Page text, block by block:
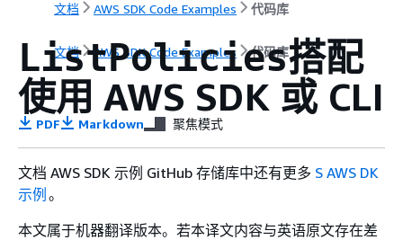
文档 AWS SDK Code Examples 代码库
文档 AWS SDK Code Examples 代码库
ListPolicies搭配
使用 AWS SDK 或 CLI
PDF Markdown 聚焦模式
文档 AWS SDK 示例 GitHub 存储库中还有更多 S AWS DK
示例 。
本文属于机器翻译版本。若本译文内容与英语原文存在差